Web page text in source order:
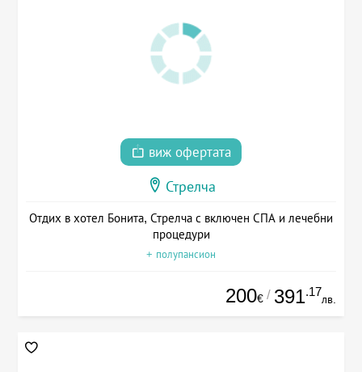
виж офертата
Стрелча
Отдих в хотел Бонита, Стрелча с включен СПА и лечебни
процедури
+ полупансион
200€ / 391.17
лв.